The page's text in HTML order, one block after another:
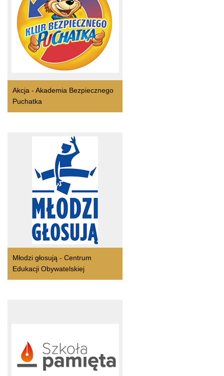
Akcja - Akademia Bezpiecznego
Puchatka
Młodzi głosują - Centrum
Edukacji Obywatelskiej